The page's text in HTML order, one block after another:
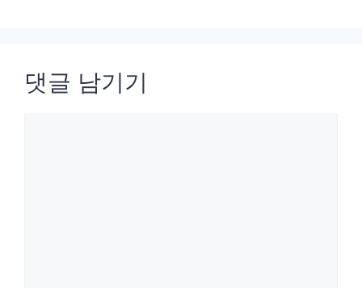
댓글 남기기